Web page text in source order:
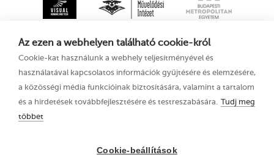
Az ezen a webhelyen található cookie-król
Cookie-kat használunk a webhely teljesítményével és
használatával kapcsolatos információk gyűjtésére és elemzésére,
a közösségi média funkcióinak biztosítására, valamint a tartalom
és a hirdetések továbbfejlesztésére és testreszabására. Tudj meg
többet
Cookie-beállítások
XV. Kecskeméti
2021. augusztus 11–